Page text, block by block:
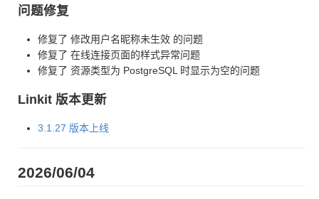
问题修复
修复了 修改用户名昵称未生效 的问题
修复了 在线连接页面的样式异常问题
修复了 资源类型为 PostgreSQL 时显示为空的问题
Linkit 版本更新
3.1.27 版本上线
2026/06/04